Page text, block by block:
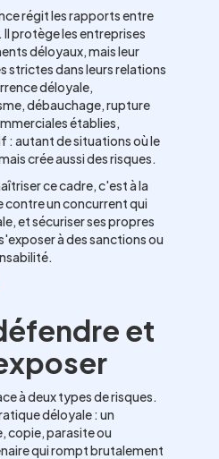
régit les rapports entre
protège les entreprises
déloyaux, mais leur
strictes dans leurs relations
déloyale,
débauchage, rupture
établies,
: autant de situations où le
crée aussi des risques.
ce cadre, c'est à la
contre un concurrent qui
et sécuriser ses propres
à des sanctions ou
et
à deux types de risques.
déloyale : un
copie, parasite ou
qui rompt brutalement